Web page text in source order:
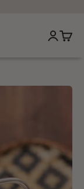
Ouvrir